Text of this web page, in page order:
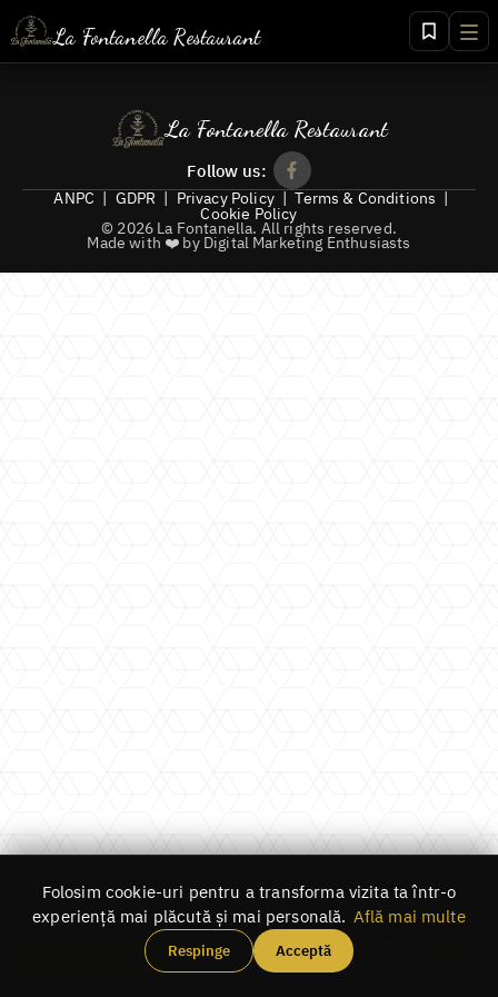
La Fontanella Restaurant
+40 268 456 156
+40 766 456 156
La Fontanella Restaurant
Follow us:
ANPC | GDPR | Privacy Policy | Terms & Conditions |
Cookie Policy
© 2026 La Fontanella. All rights reserved.
Made with ❤️ by Digital Marketing Enthusiasts
Folosim cookie-uri pentru a transforma vizita ta într-o
experiență mai plăcută și mai personală. Află mai multe
Respinge Acceptă
Change experience